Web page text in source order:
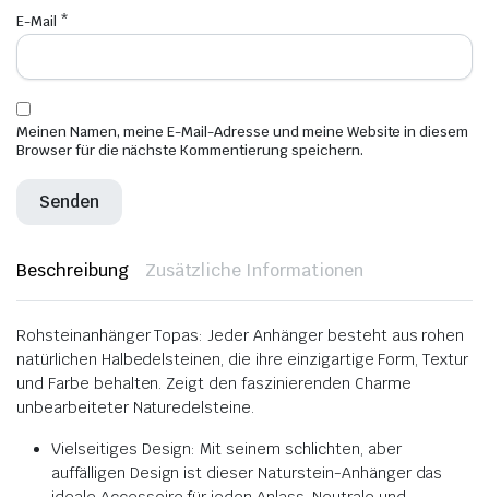
E-Mail *
Meinen Namen, meine E-Mail-Adresse und meine Website in diesem
Browser für die nächste Kommentierung speichern.
Beschreibung Zusätzliche Informationen
Rohsteinanhänger Topas: Jeder Anhänger besteht aus rohen
natürlichen Halbedelsteinen, die ihre einzigartige Form, Textur
und Farbe behalten. Zeigt den faszinierenden Charme
unbearbeiteter Naturedelsteine.
Vielseitiges Design: Mit seinem schlichten, aber
auffälligen Design ist dieser Naturstein-Anhänger das